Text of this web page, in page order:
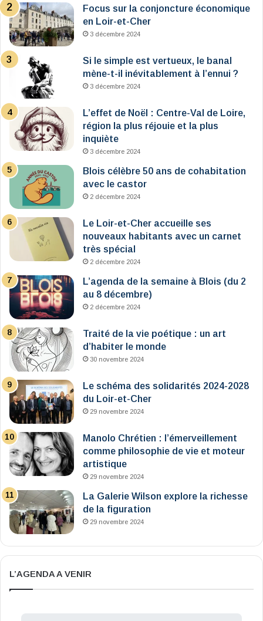
Focus sur la conjoncture économique
en Loir-et-Cher
3 décembre 2024
Si le simple est vertueux, le banal
mène-t-il inévitablement à l’ennui ?
3 décembre 2024
L’effet de Noël : Centre-Val de Loire,
région la plus réjouie et la plus
inquiète
3 décembre 2024
Blois célèbre 50 ans de cohabitation
avec le castor
2 décembre 2024
Le Loir-et-Cher accueille ses
nouveaux habitants avec un carnet
très spécial
2 décembre 2024
L’agenda de la semaine à Blois (du 2
au 8 décembre)
2 décembre 2024
Traité de la vie poétique : un art
d’habiter le monde
30 novembre 2024
Le schéma des solidarités 2024-2028
du Loir-et-Cher
29 novembre 2024
Manolo Chrétien : l’émerveillement
comme philosophie de vie et moteur
artistique
29 novembre 2024
La Galerie Wilson explore la richesse
de la figuration
29 novembre 2024
L’AGENDA A VENIR